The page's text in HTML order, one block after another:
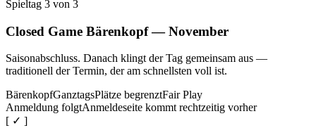
Spieltag 3 von 3
Closed Game Bärenkopf — November
Saisonabschluss. Danach klingt der Tag gemeinsam aus —
traditionell der Termin, der am schnellsten voll ist.
BärenkopfGanztagsPlätze begrenztFair Play
Anmeldung folgtAnmeldeseite kommt rechtzeitig vorher
[ ✓ ]